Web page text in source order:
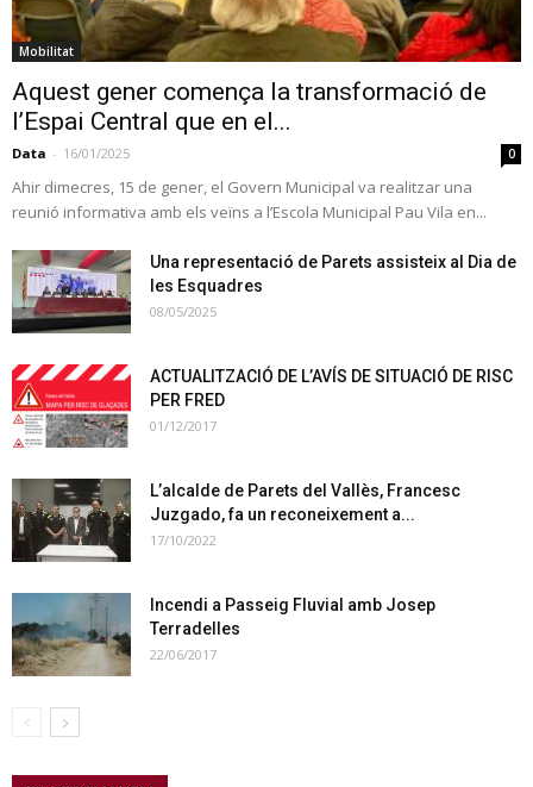
Mobilitat
Aquest gener comença la transformació de
l’Espai Central que en el...
Data - 16/01/2025 0
Ahir dimecres, 15 de gener, el Govern Municipal va realitzar una
reunió informativa amb els veïns a l’Escola Municipal Pau Vila en...
Una representació de Parets assisteix al Dia de
les Esquadres
08/05/2025
ACTUALITZACIÓ DE L’AVÍS DE SITUACIÓ DE RISC
PER FRED
01/12/2017
L’alcalde de Parets del Vallès, Francesc
Juzgado, fa un reconeixement a...
17/10/2022
Incendi a Passeig Fluvial amb Josep
Terradelles
22/06/2017